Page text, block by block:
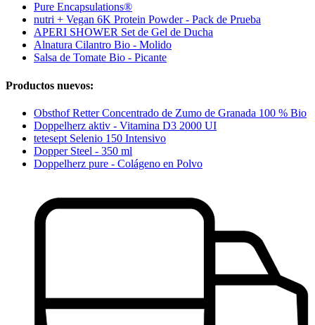
Pure Encapsulations®
nutri + Vegan 6K Protein Powder - Pack de Prueba
APERI SHOWER Set de Gel de Ducha
Alnatura Cilantro Bio - Molido
Salsa de Tomate Bio - Picante
Productos nuevos:
Obsthof Retter Concentrado de Zumo de Granada 100 % Bio
Doppelherz aktiv - Vitamina D3 2000 UI
tetesept Selenio 150 Intensivo
Dopper Steel - 350 ml
Doppelherz pure - Colágeno en Polvo